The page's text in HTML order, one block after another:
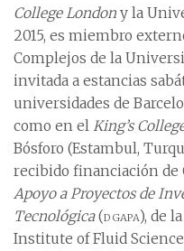
College London y la
2015, es miembro
Complejos de la
invitada a estancias
universidades de
como en el King’s
Bósforo (Estambul,
recibido financiación de
Apoyo a Proyectos de
Tecnológica(dgapa), de
Institute of Fluid